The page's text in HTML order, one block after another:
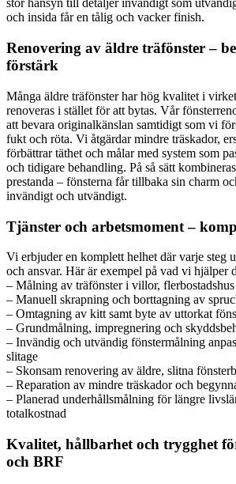
stor hänsyn till detaljer invändigt som
och insida får en tålig och vacker finish.
Renovering av äldre träfönster –
förstärk
Många äldre träfönster har hög kvalitet i
renoveras i stället för att bytas. Vår
att bevara originalkänslan samtidigt som vi
fukt och röta. Vi åtgärdar mindre träskador,
förbättrar täthet och målar med system som
och tidigare behandling. På så sätt
prestanda – fönsterna får tillbaka sin charm
invändigt och utvändigt.
Tjänster och arbetsmoment –
Vi erbjuder en komplett helhet där varje steg
och ansvar. Här är exempel på vad vi hjälper
– Målning av träfönster i villor,
– Manuell skrapning och borttagning av
– Omtagning av kitt samt byte av uttorkat
– Grundmålning, impregnering och
– Invändig och utvändig fönstermålning
slitage
– Skonsam renovering av äldre, slitna
– Reparation av mindre träskador och
– Planerad underhållsmålning för längre
totalkostnad
Kvalitet, hållbarhet och trygghet
och BRF